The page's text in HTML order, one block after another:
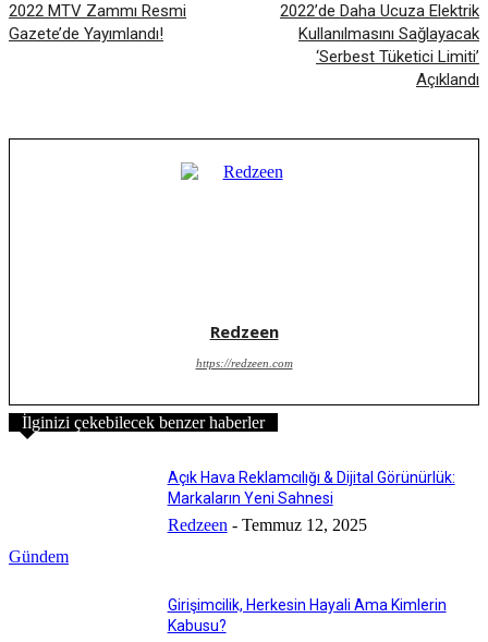
2022 MTV Zammı Resmi
Gazete’de Yayımlandı!
2022’de Daha Ucuza Elektrik
Kullanılmasını Sağlayacak
‘Serbest Tüketici Limiti’
Açıklandı
Redzeen
https://redzeen.com
İlginizi çekebilecek benzer haberler
Gündem
Açık Hava Reklamcılığı & Dijital Görünürlük:
Markaların Yeni Sahnesi
Redzeen - Temmuz 12, 2025
Girişimcilik, Herkesin Hayali Ama Kimlerin
Kabusu?